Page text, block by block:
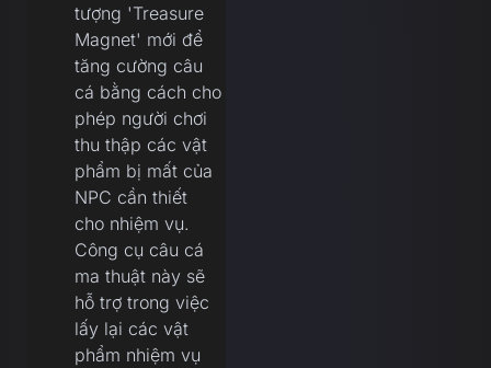
tượng 'Treasure
Magnet' mới để
tăng cường câu
cá bằng cách cho
phép người chơi
thu thập các vật
phẩm bị mất của
NPC cần thiết
cho nhiệm vụ.
Công cụ câu cá
ma thuật này sẽ
hỗ trợ trong việc
lấy lại các vật
phẩm nhiệm vụ